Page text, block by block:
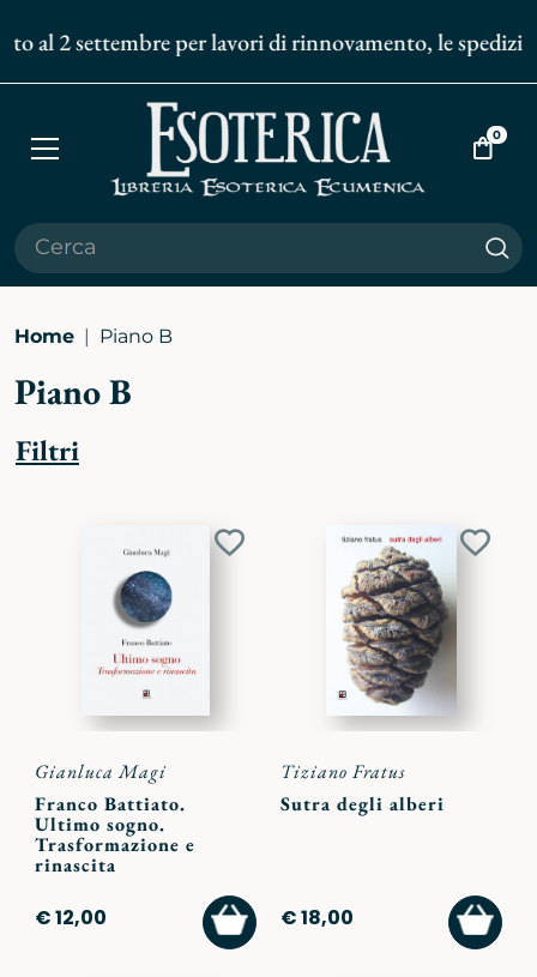
al 2 settembre per lavori di rinnovamento, le
Apri
Vai
0
Home Piano B
Piano B
Filtri
Aggiungi
Gianluca Magi
Franco Battiato.
Ultimo sogno.
Trasformazione e
rinascita
€ 12,00
AGGIUNGI
AL
CARRELLO
Tiziano Fratus
Sutra degli alberi
€ 18,00
AL